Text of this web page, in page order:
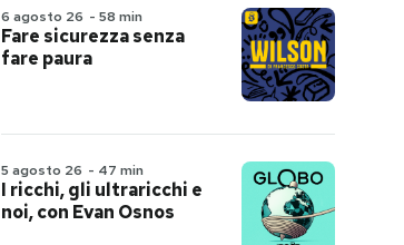
6 agosto 26 - 58 min
Fare sicurezza senza
fare paura
5 agosto 26 - 47 min
I ricchi, gli ultraricchi e
noi, con Evan Osnos